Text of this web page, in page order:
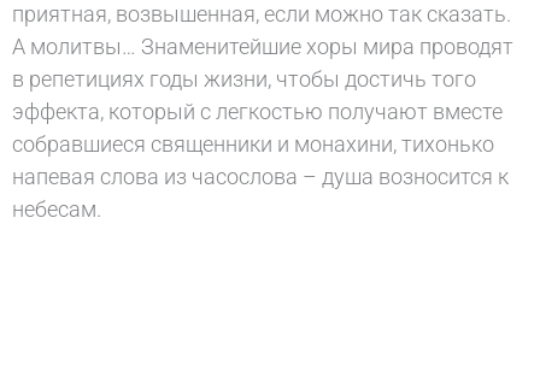
приятная, возвышенная, если можно так сказать.
А молитвы… Знаменитейшие хоры мира проводят
в репетициях годы жизни, чтобы достичь того
эффекта, который с легкостью получают вместе
собравшиеся священники и монахини, тихонько
напевая слова из часослова – душа возносится к
небесам.